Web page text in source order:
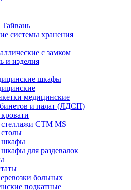
Тайвань
системы хранения
с замком
и изделия
шкафы
медицинские
и палат (ЛДСП)
CTM MS
шкафы
для раздевалок
больных
подкатные